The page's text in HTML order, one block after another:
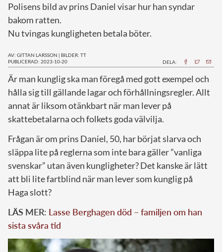
Polisens bild av prins Daniel visar hur han syndar
bakom ratten.
Nu tvingas kungligheten betala böter.
AV: GITTAN LARSSON | BILDER: TT
PUBLICERAD: 2023-10-20
DELA:
Är man kunglig ska man föregå med gott exempel och
hålla sig till gällande lagar och förhållningsregler. Allt
annat är liksom otänkbart när man lever på
skattebetalarna och folkets goda välvilja.
Frågan är om prins Daniel, 50, har börjat slarva och
släppa lite på reglerna som inte bara gäller ”vanliga
svenskar” utan även kungligheter? Det kanske är lätt
att bli lite fartblind när man lever som kunglig på
Haga slott?
LÄS MER: Lasse Berghagen död – familjen om han
sista svåra tid